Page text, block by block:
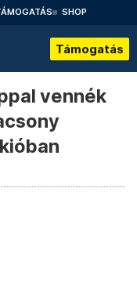
SHOP
Támogatás
vennék